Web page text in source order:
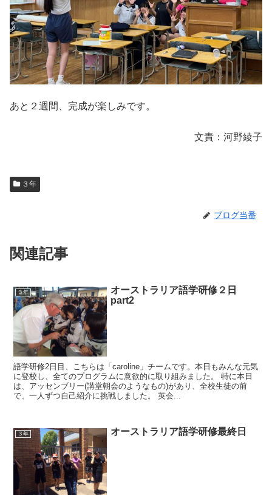
あと２週間、完成が楽しみです。
文責：河野綾子
３年
ブログ当番
関連記事
３年
オーストラリア語学研修２日
part2
語学研修2日目、こちらは「caroline」チームです。本日もみんな元気
に登校し、全てのプログラムに意欲的に取り組みました。 特に本日
は、アッセンブリー(講堂朝会のようなもの)があり、全校生徒の前
で、一人ずつ自己紹介に挑戦しました。 英会...
３年 オーストラリア語学研修最終日